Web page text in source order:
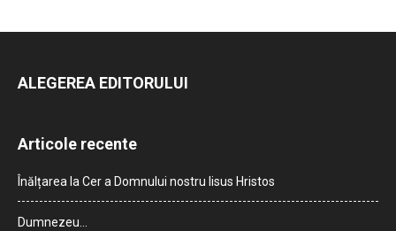
ALEGEREA EDITORULUI
Articole recente
Înălțarea la Cer a Domnului nostru Iisus Hristos
Dumnezeu…